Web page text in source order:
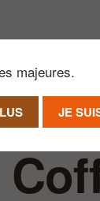
Notre Raisin d’Être
majeures.
JE